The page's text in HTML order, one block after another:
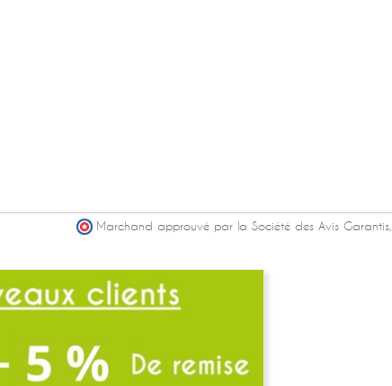
Marchand approuvé par la Société des Avis Garantis,